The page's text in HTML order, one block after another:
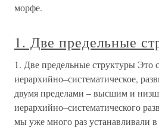
морфе.
1. Две предельные
1. Две предельные структуры Это
иерархийно–систематическое,
двумя пределами – высшим и
иерархийно–систематического
мы уже много раз устанавливали